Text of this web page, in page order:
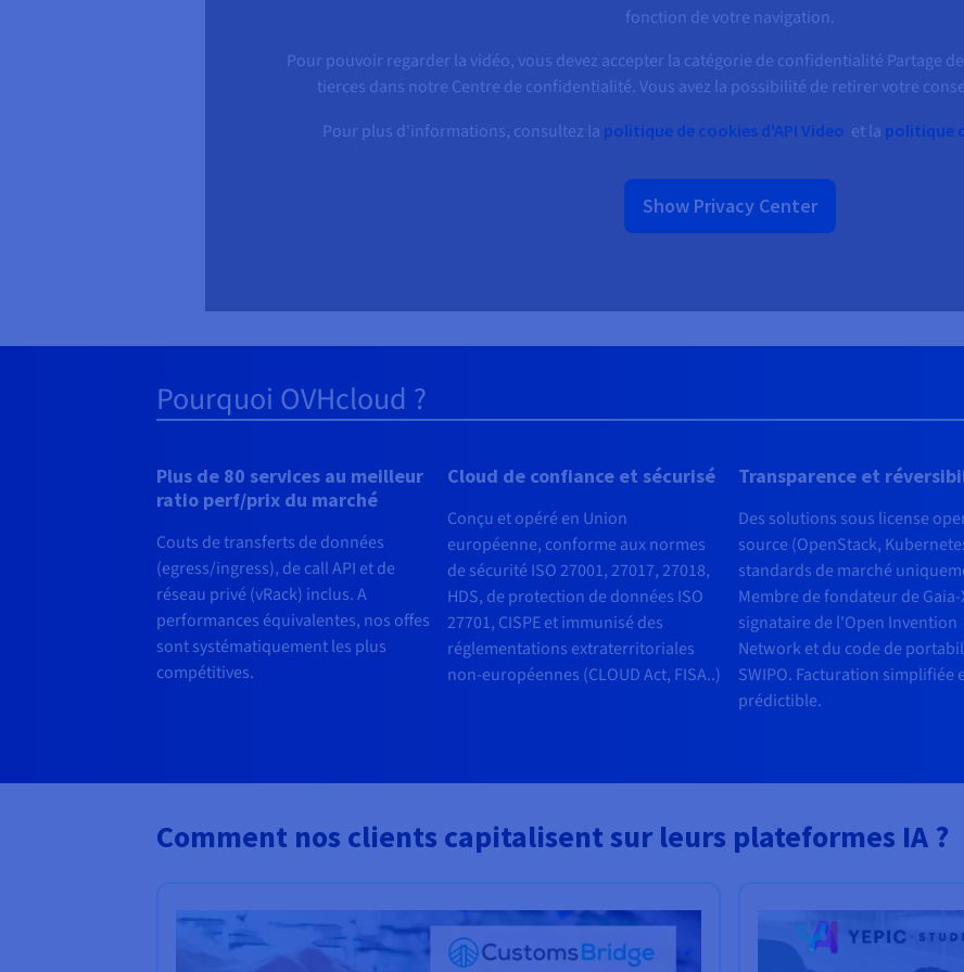
fonction de votre navigation.
Pour pouvoir regarder la vidéo, vous devez accepter la catégorie de confidentialité Partage
tierces dans notre Centre de confidentialité. Vous avez la possibilité de retirer votre
Pour plus d'informations, consultez la politique de cookies d'API Video et la politique
Show Privacy Center
Pourquoi OVHcloud ?
Plus de 80 services au meilleur
ratio perf/prix du marché
Couts de transferts de données
(egress/ingress), de call API et de
réseau privé (vRack) inclus. A
performances équivalentes, nos offes
sont systématiquement les plus
compétitives.
Cloud de confiance et sécurisé
Conçu et opéré en Union
européenne, conforme aux normes
de sécurité ISO 27001, 27017, 27018,
HDS, de protection de données ISO
27701, CISPE et immunisé des
réglementations extraterritoriales
non-européennes (CLOUD Act, FISA..)
Transparence et
Des solutions sous license
source (OpenStack,
standards de marché
Membre de fondateur de Gaia-
signataire de l'Open Invention
Network et du code de
SWIPO. Facturation simplifiée
prédictible.
Comment nos clients capitalisent sur leurs plateformes IA ?